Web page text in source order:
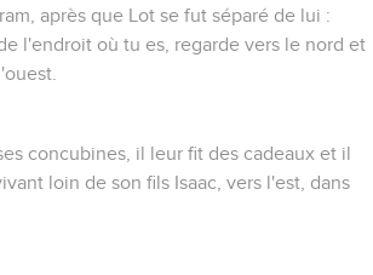
après que Lot se fut séparé de lui :
l'endroit où tu es, regarde vers le nord et
concubines, il leur fit des cadeaux et il
loin de son fils Isaac, vers l'est, dans